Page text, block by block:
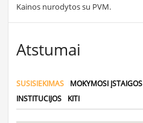
Kainos nurodytos su PVM.
Atstumai
SUSISIEKIMAS MOKYMOSI ĮSTAIGOS
INSTITUCIJOS
KITI